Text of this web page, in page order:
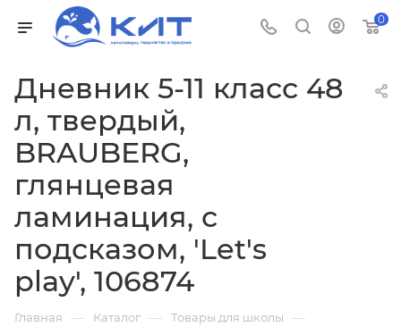
0
Дневник 5-11 класс 48
л, твердый,
BRAUBERG,
глянцевая
ламинация, с
подсказом, 'Let's
play', 106874
Главная — Каталог — Товары для школы —